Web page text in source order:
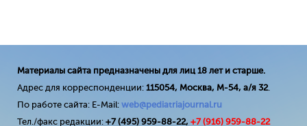
Материалы сайта предназначены для лиц 18 лет и старше.
Адрес для корреспонденции: 115054, Москва, М-54, а/я 32.
По работе сайта: E-Mail: web@pediatriajournal.ru
Тел./факс редакции: +7 (495) 959-88-22, +7 (916) 959-88-22